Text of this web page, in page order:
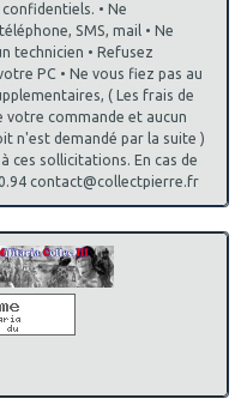
• Ne
SMS, mail • Ne
technicien • Refusez
PC • Ne vous fiez pas au
( Les frais de
commande et aucun
n'est demandé par la suite )
ces sollicitations. En cas de
contact@collectpierre.fr